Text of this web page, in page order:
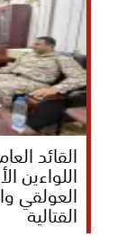
القائد
اللواءين
العولقي
القتالية